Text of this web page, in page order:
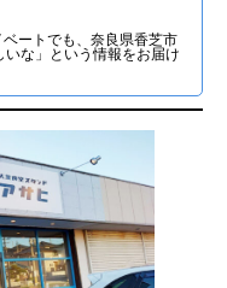
ートでも、奈良県香芝市
な」という情報をお届け